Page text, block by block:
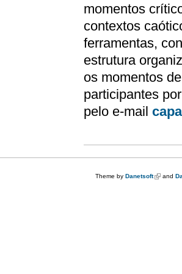
momentos
contextos
ferramentas,
estrutura
os momentos
participantes
pelo e-mail
Theme by Danetsoft(link is
and